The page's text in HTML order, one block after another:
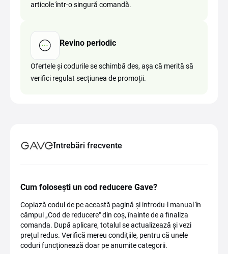
articole într-o singură comandă.
Revino periodic
Ofertele și codurile se schimbă des, așa că merită să
verifici regulat secțiunea de promoții.
Întrebări frecvente
Cum folosești un cod reducere Gave?
Copiază codul de pe această pagină și introdu-l manual în
câmpul „Cod de reducere" din coș, înainte de a finaliza
comanda. După aplicare, totalul se actualizează și vezi
prețul redus. Verifică mereu condițiile, pentru că unele
coduri funcționează doar pe anumite categorii.